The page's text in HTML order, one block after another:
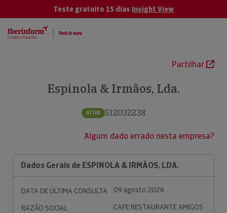
Teste gratuito 15 dias Insight View
Partilhar
Espinola & Irmãos, Lda.
ATIVA 512032238
Algum dado errado nesta empresa?
Dados Gerais de ESPINOLA & IRMÃOS, LDA.
DATA DE ÚLTIMA CONSULTA
09 agosto 2026
RAZÃO SOCIAL
CAFE RESTAURANTE AMIGOS